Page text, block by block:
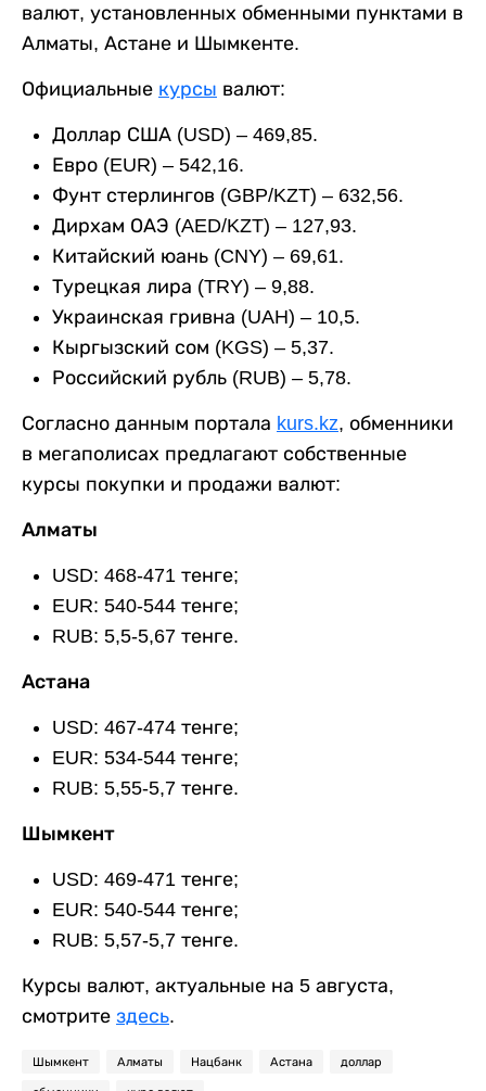
валют, установленных обменными пунктами в
Алматы, Астане и Шымкенте.
Официальные курсы валют:
Доллар США (USD) – 469,85.
Евро (EUR) – 542,16.
Фунт стерлингов (GBP/KZT) – 632,56.
Дирхам ОАЭ (AED/KZT) – 127,93.
Китайский юань (CNY) – 69,61.
Турецкая лира (TRY) – 9,88.
Украинская гривна (UAH) – 10,5.
Кыргызский сом (KGS) – 5,37.
Российский рубль (RUB) – 5,78.
Согласно данным портала kurs.kz, обменники
в мегаполисах предлагают собственные
курсы покупки и продажи валют:
Алматы
USD: 468-471 тенге;
EUR: 540-544 тенге;
RUB: 5,5-5,67 тенге.
Астана
USD: 467-474 тенге;
EUR: 534-544 тенге;
RUB: 5,55-5,7 тенге.
Шымкент
USD: 469-471 тенге;
EUR: 540-544 тенге;
RUB: 5,57-5,7 тенге.
Курсы валют, актуальные на 5 августа,
смотрите здесь.
Шымкент Алматы Нацбанк Астана доллар